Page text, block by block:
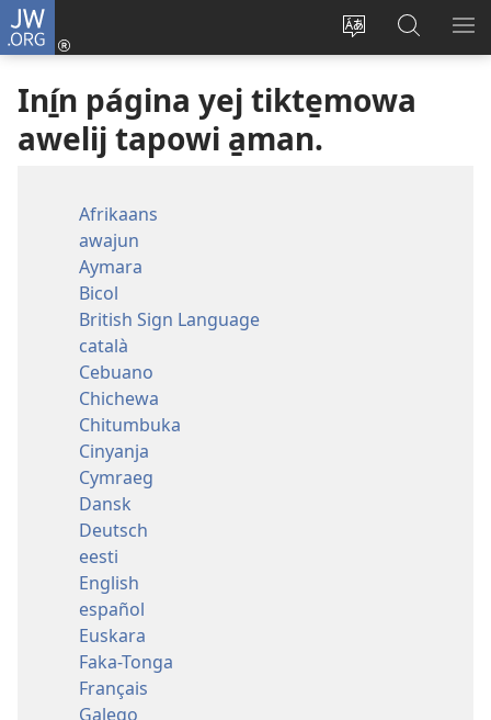
JW.ORG
Xikpata
n
página
Iniciar
sesión
una
nueva
Xikte̱mo
JW.ORG
Iní̱n página yej tikte̱mowa
awelij tapowi a̱man.
Afrikaans
awajun
Aymara
Bicol
British Sign Language
català
Cebuano
Chichewa
Chitumbuka
Cinyanja
Cymraeg
Dansk
Deutsch
eesti
English
español
Euskara
Faka-Tonga
Français
Galego